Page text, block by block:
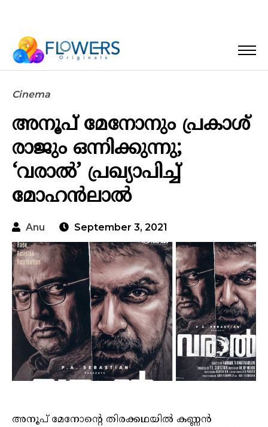
Cinema
അനൂപ് മേനോനും പ്രകാശ്
രാജും ഒന്നിക്കുന്നു;
‘വരാൽ’ പ്രഖ്യാപിച്ച്
മോഹൻലാൽ
Anu September 3, 2021
അനൂപ് മേനോന്റെ തിരക്കഥയിൽ കണ്ണൻ